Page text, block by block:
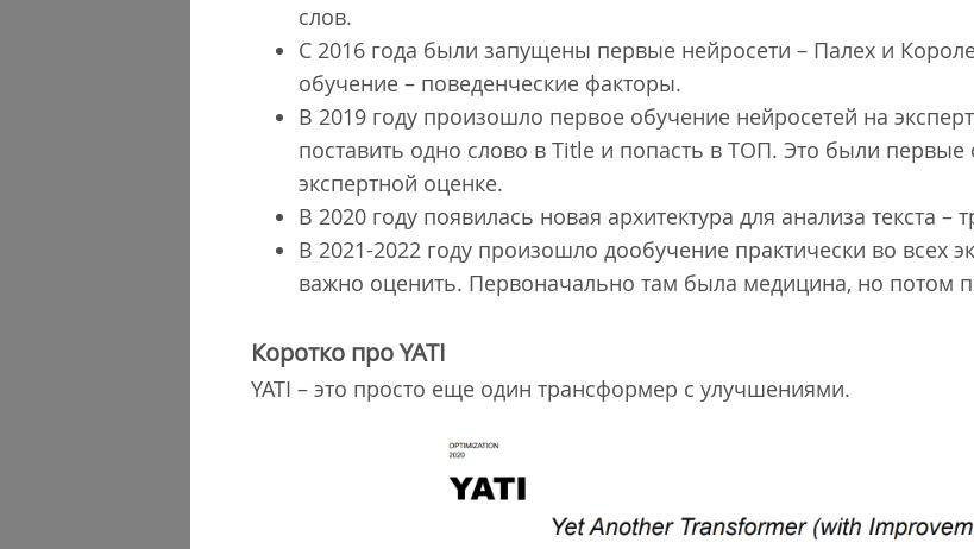
слов.
С 2016 года были запущены первые нейросети – Палех и
обучение – поведенческие факторы.
В 2019 году произошло первое обучение нейросетей на
поставить одно слово в Title и попасть в ТОП. Это были первые
экспертной оценке.
В 2020 году появилась новая архитектура для анализа текста –
В 2021-2022 году произошло дообучение практически во всех
важно оценить. Первоначально там была медицина, но потом
Коротко про YATI
YATI – это просто еще один трансформер с улучшениями.